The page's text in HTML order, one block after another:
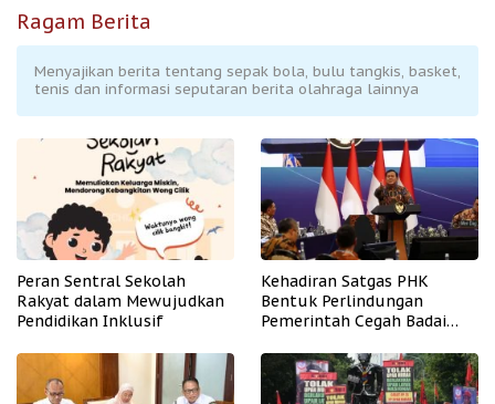
Ragam Berita
Menyajikan berita tentang sepak bola, bulu tangkis, basket,
tenis dan informasi seputaran berita olahraga lainnya
Peran Sentral Sekolah
Rakyat dalam Mewujudkan
Pendidikan Inklusif
Kehadiran Satgas PHK
Bentuk Perlindungan
Pemerintah Cegah Badai